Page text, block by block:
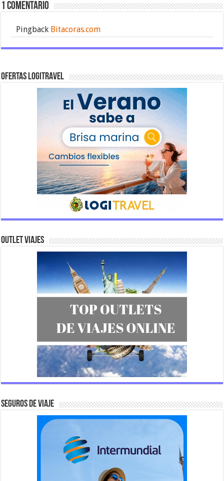
1 comentario
Pingback Bitacoras.com
Ofertas Logitravel
Outlet Viajes
SEGUROS DE VIAJE